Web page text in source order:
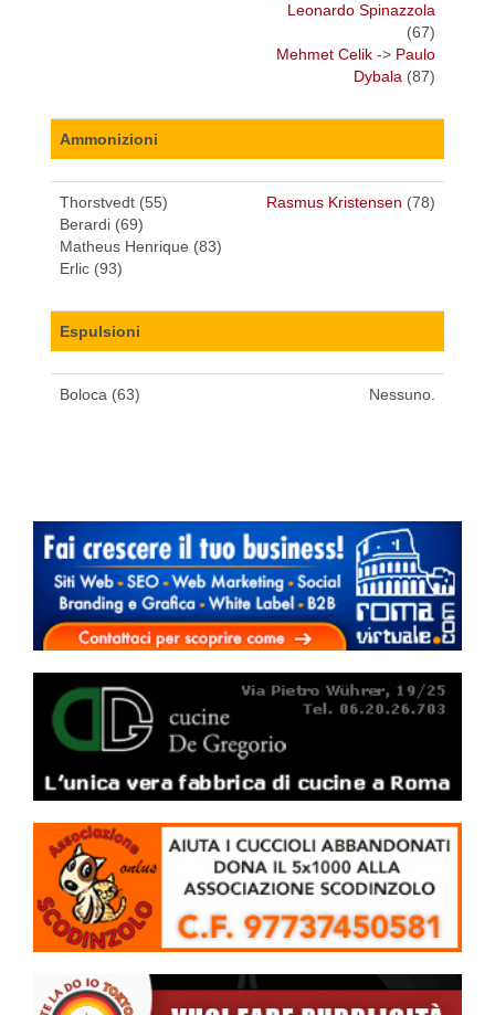
Leonardo Spinazzola
(67)
Mehmet Celik -> Paulo
Dybala (87)
Ammonizioni
Thorstvedt (55)
Berardi (69)
Matheus Henrique (83)
Erlic (93)
Rasmus Kristensen (78)
Espulsioni
Boloca (63) Nessuno.